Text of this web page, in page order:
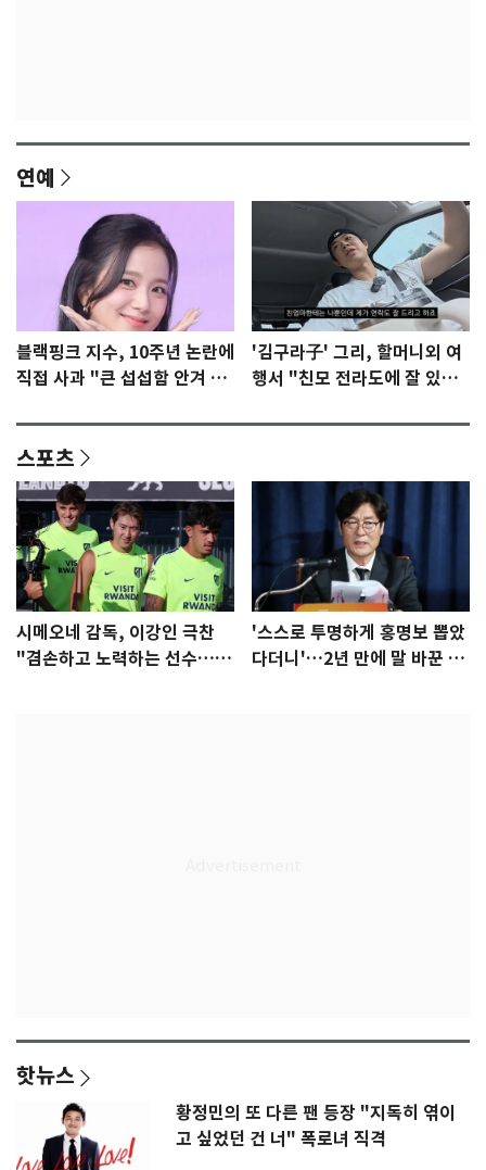
연예
블랙핑크 지수, 10주년 논란에
직접 사과 "큰 섭섭함 안겨 미
'김구라子' 그리, 할머니외 여
행서 "친모 전라도에 잘 있
스포츠
시메오네 감독, 이강인 극찬
"겸손하고 노력하는 선수…좋
'스스로 투명하게 홍명보 뽑았
다더니'…2년 만에 말 바꾼 이
핫뉴스
황정민의 또 다른 팬 등장 "지독히 엮이
고 싶었던 건 너" 폭로녀 직격